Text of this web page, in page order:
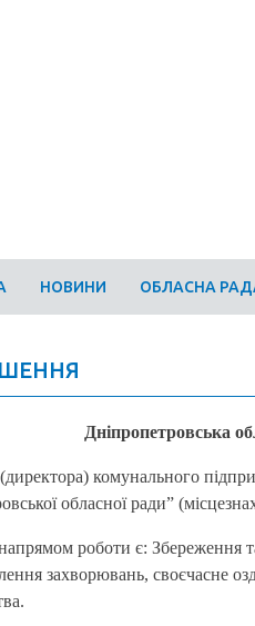
НОВИНИ ОБЛАСНА
Дніпропетровська
комунального
обласної ради”
роботи є: Збереження та
захворювань, своєчасне